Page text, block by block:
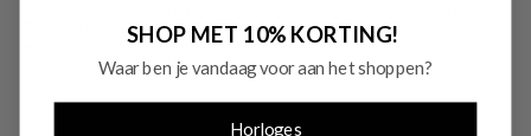
Dan kun jij morgen al genieten van een stijlvolle portemonnee van
een van de meest bijzondere modemerken.
SHOP MET 10% KORTING!
Waar ben je vandaag voor aan het shoppen?
Horloges